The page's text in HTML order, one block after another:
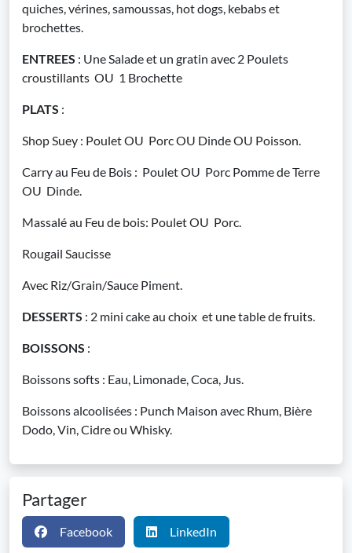
quiches, vérines, samoussas, hot dogs, kebabs et
brochettes.
ENTREES : Une Salade et un gratin avec 2 Poulets
croustillants OU 1 Brochette
PLATS :
Shop Suey : Poulet OU Porc OU Dinde OU Poisson.
Carry au Feu de Bois : Poulet OU Porc Pomme de Terre
OU Dinde.
Massalé au Feu de bois: Poulet OU Porc.
Rougail Saucisse
Avec Riz/Grain/Sauce Piment.
DESSERTS : 2 mini cake au choix et une table de fruits.
BOISSONS :
Boissons softs : Eau, Limonade, Coca, Jus.
Boissons alcoolisées : Punch Maison avec Rhum, Bière
Dodo, Vin, Cidre ou Whisky.
Partager
Facebook LinkedIn